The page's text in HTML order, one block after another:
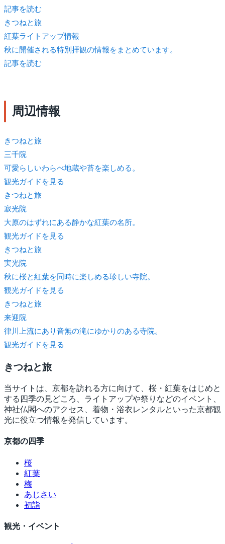
記事を読む
きつねと旅
紅葉ライトアップ情報
秋に開催される特別拝観の情報をまとめています。
記事を読む
周辺情報
きつねと旅
三千院
可愛らしいわらべ地蔵や苔を楽しめる。
観光ガイドを見る
きつねと旅
寂光院
大原のはずれにある静かな紅葉の名所。
観光ガイドを見る
きつねと旅
実光院
秋に桜と紅葉を同時に楽しめる珍しい寺院。
観光ガイドを見る
きつねと旅
来迎院
律川上流にあり音無の滝にゆかりのある寺院。
観光ガイドを見る
きつねと旅
当サイトは、京都を訪れる方に向けて、桜・紅葉をはじめと
する四季の見どころ、ライトアップや祭りなどのイベント、
神社仏閣へのアクセス、着物・浴衣レンタルといった京都観
光に役立つ情報を発信しています。
京都の四季
桜
紅葉
梅
あじさい
初詣
観光・イベント